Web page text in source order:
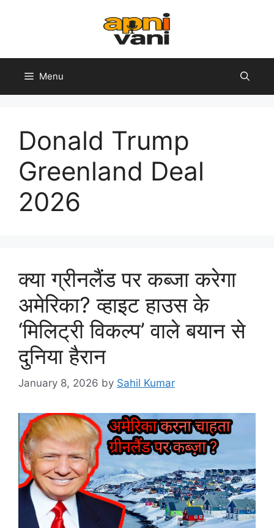
Menu
Donald Trump
Greenland Deal
2026
क्या ग्रीनलैंड पर कब्जा करेगा
अमेरिका? व्हाइट हाउस के
‘मिलिट्री विकल्प’ वाले बयान से
दुनिया हैरान
January 8, 2026 by Sahil Kumar